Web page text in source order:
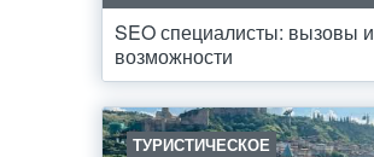
SEO специалисты: вызовы и
возможности
ТУРИСТИЧЕСКОЕ